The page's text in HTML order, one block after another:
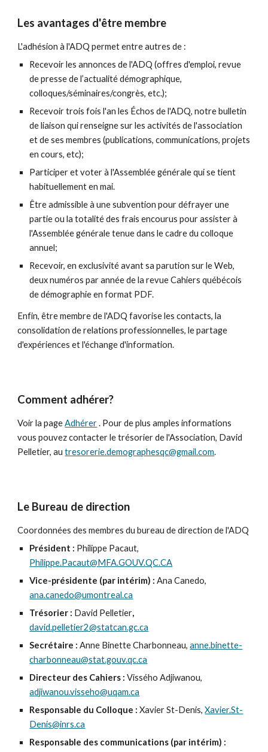
Les avantages d'être membre
L'adhésion à l'ADQ permet entre autres de :
Recevoir les annonces de l'ADQ (offres d'emploi, revue
de presse de l’actualité démographique,
colloques/séminaires/congrès, etc.);
Recevoir trois fois l'an les Échos de l'ADQ, notre bulletin
de liaison qui renseigne sur les activités de l'association
et de ses membres (publications, communications, projets
en cours, etc);
Participer et voter à l'Assemblée générale qui se tient
habituellement en mai.
Être admissible à une subvention pour défrayer une
partie ou la totalité des frais encourus pour assister à
l'Assemblée générale tenue dans le cadre du colloque
annuel;
Recevoir, en exclusivité avant sa parution sur le Web,
deux numéros par année de la revue Cahiers québécois
de démographie en format PDF.
Enfin, être membre de l'ADQ favorise les contacts, la
consolidation de relations professionnelles, le partage
d'expériences et l'échange d'information.
Comment adhérer?
Voir la pageAdhérer. Pour de plus amples informations
vous pouvez contacter le trésorier de l'Association, David
Pelletier, autresorerie.demographesqc@gmail.com.
Le Bureau de direction
Coordonnées des membres du bureau de direction de l'ADQ
Président : Philippe Pacaut,
Philippe.Pacaut@MFA.GOUV.QC.CA
Vice-présidente (par intérim) : Ana Canedo,
ana.canedo@umontreal.ca
Trésorier : David Pelletier,
david.pelletier2@statcan.gc.ca
Secrétaire :Anne Binette Charbonneau,anne.binette-
charbonneau@stat.gouv.qc.ca
Directeur des Cahiers :Vissého Adjiwanou,
adjiwanou.visseho@uqam.ca
Responsable du Colloque :Xavier St-Denis,Xavier.St-
Denis@inrs.ca
Responsable des communications (par intérim) :